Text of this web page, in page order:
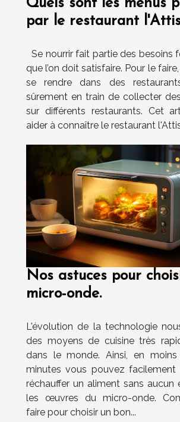
Quels sont les menus
par le restaurant
Se nourrir fait partie des besoins
que l’on doit satisfaire. Pour le
se rendre dans des
sûrement en train de collecter
sur différents restaurants. Cet
aider à connaître le restaurant
Nos astuces pour
micro-onde.
L'évolution de la technologie
des moyens de cuisine très
dans le monde. Ainsi, en
minutes vous pouvez facilement
réchauffer un aliment sans aucun
les œuvres du micro-onde.
faire pour choisir un bon...